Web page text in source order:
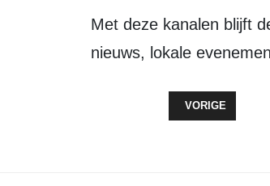
Met deze kanalen blijft de lokale gemeenschap altijd verbonden met het laatste
nieuws, lokale
VORIG ARTIKEL:
VORIGE